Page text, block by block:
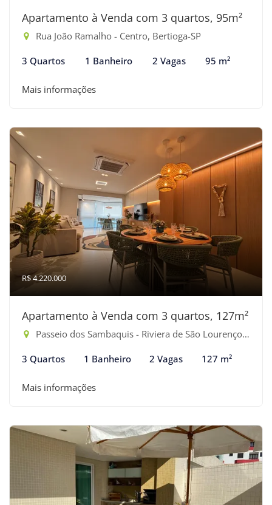
Apartamento à Venda com 3 quartos, 95m²
Rua João Ramalho - Centro, Bertioga-SP
3 Quartos 1 Banheiro 2 Vagas 95 m²
Mais informações
R$ 4.220.000
Apartamento à Venda com 3 quartos, 127m²
Passeio dos Sambaquis - Riviera de São Lourenço, Bertioga-SP
3 Quartos 1 Banheiro 2 Vagas 127 m²
Mais informações